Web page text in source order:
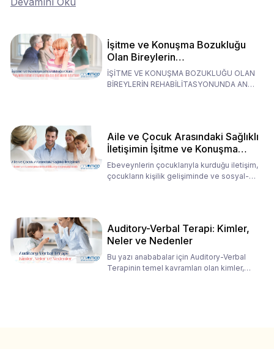
İşitme ve Konuşma Bozukluğu
Olan Bireylerin
Rehabilitasyonunda Ana
Babaların Tutumları
İŞİTME VE KONUŞMA BOZUKLUĞU OLAN
BİREYLERİN REHABİLİTASYONUNDA ANA
Aile ve Çocuk Arasındaki Sağlıklı
İletişimin İşitme ve Konuşma
Rehabilitasyonundaki Rolü
Ebeveynlerin çocuklarıyla kurduğu iletişim,
çocukların kişilik gelişiminde ve sosyal-
Auditory-Verbal Terapi: Kimler,
Neler ve Nedenler
Bu yazı anababalar için Auditory-Verbal
Terapinin temel kavramları olan kimler,